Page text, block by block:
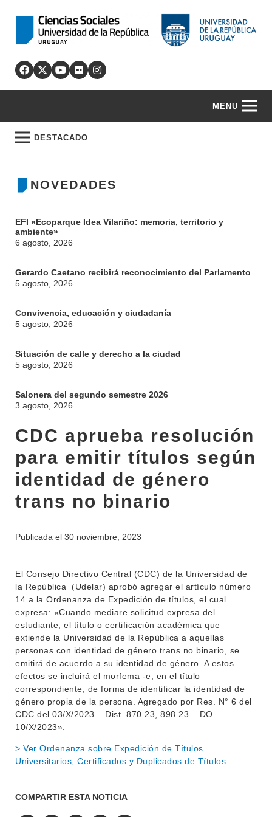
MENU
INSTITUCIONAL
DEPARTAMENTOS
ENSEÑANZA
EXTENSIÓN
LLAMADOS
NOTICIAS
DESTACADO
EVA FCS
OFERTA DE GRADO
EDUCACIÓN PERMANENTE
BIBLIOTECA
NOVEDADES
EFI «Ecoparque Idea Vilariño: memoria, territorio y
ambiente»
6 agosto, 2026
Gerardo Caetano recibirá reconocimiento del Parlamento
5 agosto, 2026
Convivencia, educación y ciudadanía
5 agosto, 2026
Situación de calle y derecho a la ciudad
5 agosto, 2026
Salonera del segundo semestre 2026
3 agosto, 2026
CDC aprueba resolución
para emitir títulos según
identidad de género
trans no binario
Publicada el 30 noviembre, 2023
El Consejo Directivo Central (CDC) de la Universidad de
la República (Udelar) aprobó agregar el artículo número
14 a la Ordenanza de Expedición de títulos, el cual
expresa: «Cuando mediare solicitud expresa del
estudiante, el título o certificación académica que
extiende la Universidad de la República a aquellas
personas con identidad de género trans no binario, se
emitirá de acuerdo a su identidad de género. A estos
efectos se incluirá el morfema -e, en el título
correspondiente, de forma de identificar la identidad de
género propia de la persona. Agregado por Res. N° 6 del
CDC del 03/X/2023 – Dist. 870.23, 898.23 – DO
10/X/2023».
> Ver Ordenanza sobre Expedición de Títulos
Universitarios, Certificados y Duplicados de Títulos
COMPARTIR ESTA NOTICIA